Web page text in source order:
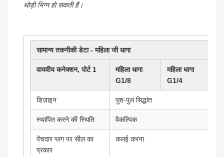
थोड़ी भिन्न हो सकती हैं।
सामान्य तकनीकी डेटा - महिला जी धागा
वायवीय कनेक्शन, पोर्ट 1
महिला धागा
G1/8
महिला धागा
G1/4
डिज़ाइन पुश-पुल सिद्धांत
स्थापित करने की स्थिति वैकल्पिक
पेंचदार प्लग पर सील का
प्रकार
कलई करना